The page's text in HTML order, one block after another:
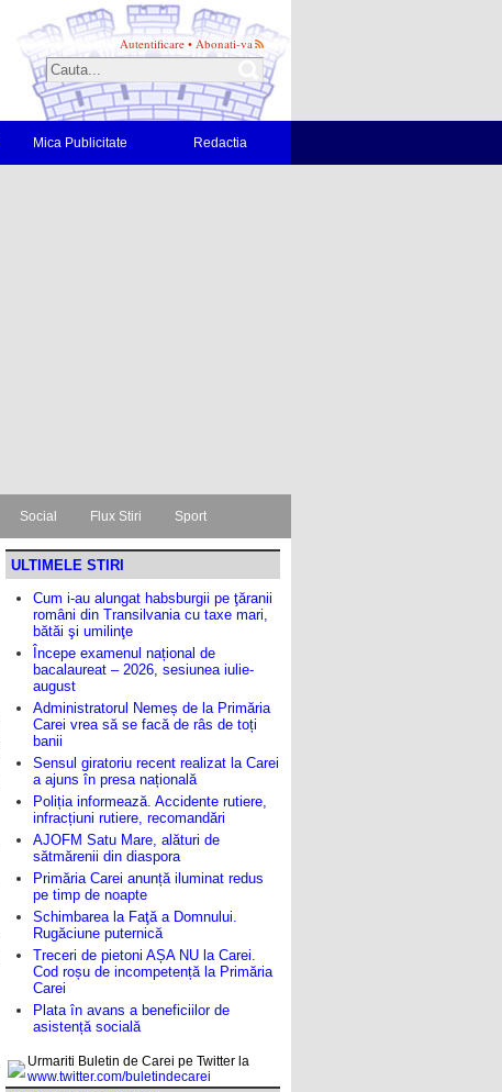
Autentificare • Abonati-va
Mica Publicitate Redactia
Social Flux Stiri Sport
ULTIMELE STIRI
Cum i-au alungat habsburgii pe ţăranii
români din Transilvania cu taxe mari,
bătăi şi umilinţe
Începe examenul național de
bacalaureat – 2026, sesiunea iulie-
august
Administratorul Nemeș de la Primăria
Carei vrea să se facă de râs de toți
banii
Sensul giratoriu recent realizat la Carei
a ajuns în presa națională
Poliția informează. Accidente rutiere,
infracțiuni rutiere, recomandări
AJOFM Satu Mare, alături de
sătmărenii din diaspora
Primăria Carei anunță iluminat redus
pe timp de noapte
Schimbarea la Faţă a Domnului.
Rugăciune puternică
Treceri de pietoni AȘA NU la Carei.
Cod roșu de incompetență la Primăria
Carei
Plata în avans a beneficiilor de
asistență socială
Urmariti Buletin de Carei pe Twitter la
www.twitter.com/buletindecarei